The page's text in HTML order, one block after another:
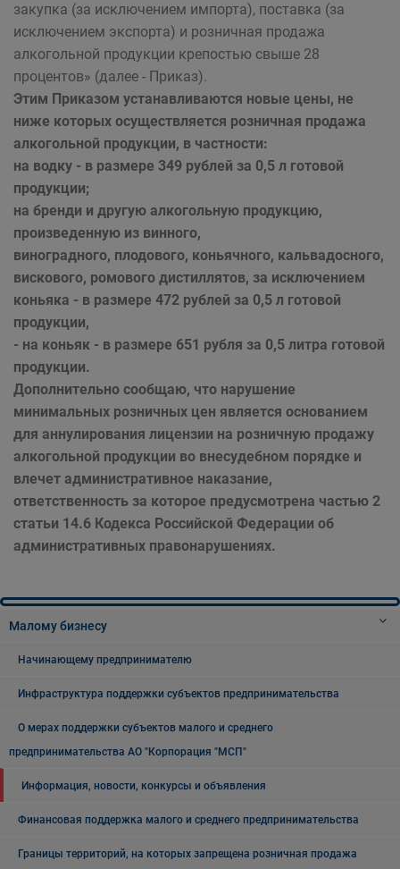
закупка (за исключением импорта), поставка (за
исключением экспорта) и розничная продажа
алкогольной продукции крепостью свыше 28
процентов» (далее - Приказ).
Этим Приказом устанавливаются новые цены, не
ниже которых осуществляется розничная продажа
алкогольной продукции, в частности:
на водку - в размере 349 рублей за 0,5 л готовой
продукции;
на бренди и другую алкогольную продукцию,
произведенную из винного,
виноградного, плодового, коньячного, кальвадосного,
вискового, ромового дистиллятов, за исключением
коньяка - в размере 472 рублей за 0,5 л готовой
продукции,
- на коньяк - в размере 651 рубля за 0,5 литра готовой
продукции.
Дополнительно сообщаю, что нарушение
минимальных розничных цен является основанием
для аннулирования лицензии на розничную продажу
алкогольной продукции во внесудебном порядке и
влечет административное наказание,
ответственность за которое предусмотрена частью 2
статьи 14.6 Кодекса Российской Федерации об
административных правонарушениях.
Малому бизнесу
Начинающему предпринимателю
Инфраструктура поддержки субъектов предпринимательства
О мерах поддержки субъектов малого и среднего
предпринимательства АО "Корпорация "МСП"
Информация, новости, конкурсы и объявления
Финансовая поддержка малого и среднего предпринимательства
Границы территорий, на которых запрещена розничная продажа